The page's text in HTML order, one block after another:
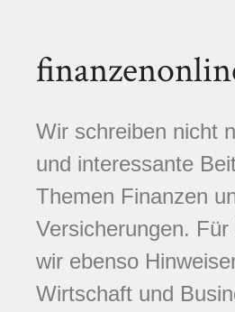
Wir schreiben nicht
und interessante
Themen Finanzen
Versicherungen.
wir ebenso
Wirtschaft und